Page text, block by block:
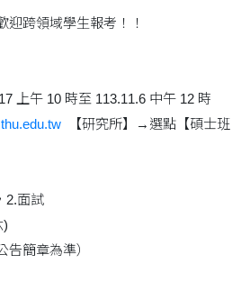
迎跨領域學生報考！！
上午 10 時至 113.11.6 中午 12 時
【研究所】→選點【碩士班
2.面試
)
告簡章為準）